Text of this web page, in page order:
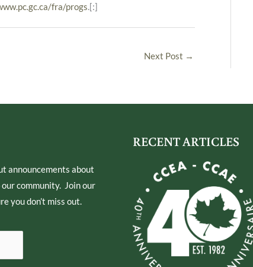
fra/progs.[:]
Next Post →
announcements about
community. Join our
you don’t miss out.
RECENT ARTICLES